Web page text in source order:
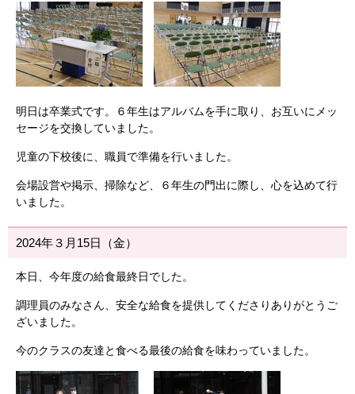
明日は卒業式です。６年生はアルバムを手に取り、お互いにメッ
セージを交換していました。
児童の下校後に、職員で準備を行いました。
会場設営や掲示、掃除など、６年生の門出に際し、心を込めて行
いました。
2024年３月15日（金）
本日、今年度の給食最終日でした。
調理員のみなさん、安全な給食を提供してくださりありがとうご
ざいました。
今のクラスの友達と食べる最後の給食を味わっていました。